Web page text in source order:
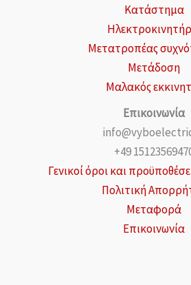
Κατάστημα
Μετατροπέας
Μετάδοση
Μαλακός
Επικοινωνία
+49
Γενικοί όροι και
Πολιτική
Μεταφορά
Επικοινωνία